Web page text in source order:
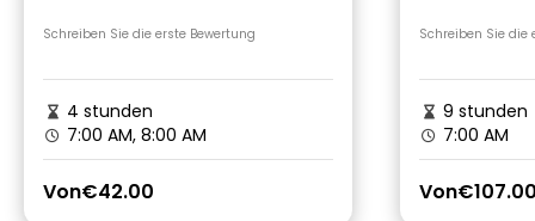
Schreiben Sie die erste Bewertung
4 stunden
7:00 AM, 8:00 AM
Von€42.00
Bogota
Schreiben Sie die
9 stunden
7:00 AM
Von